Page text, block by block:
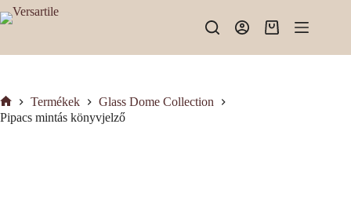
Skip
to
Shopping
Kezdőlap
Termékek
Glass Dome Collection
Pipacs mintás könyvjelző